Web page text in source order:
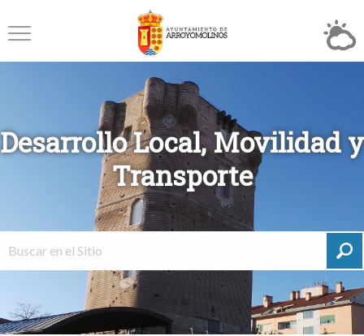
Desarrollo Local, Movilidad y
Transporte